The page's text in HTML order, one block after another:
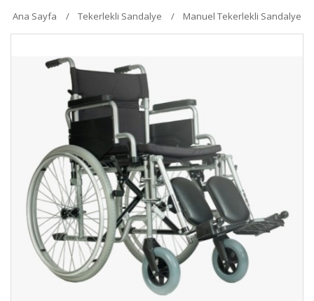
Ana Sayfa Tekerlekli Sandalye Manuel Tekerlekli Sandalye